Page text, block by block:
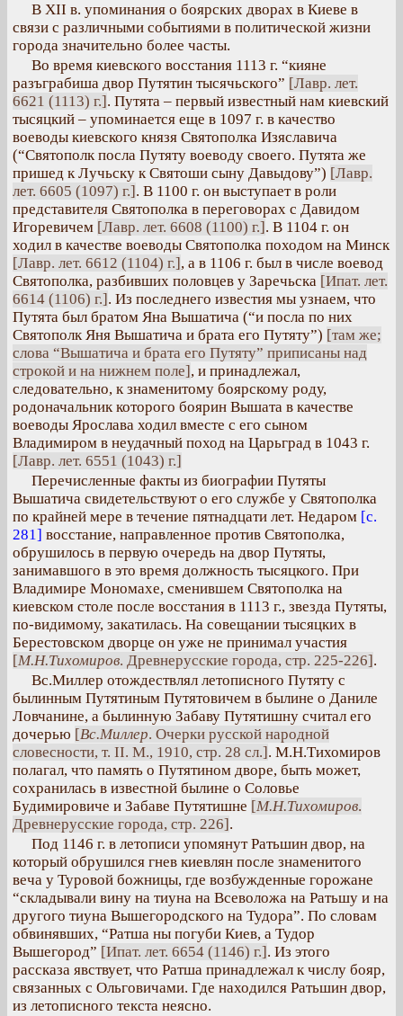
В XII в. упоминания о боярских дворах в Киеве в
связи с различными событиями в политической жизни
города значительно более часты.
Во время киевского восстания 1113 г. “кияне
разъграбиша двор Путятин тысячьского” [Лавр. лет.
6621 (1113) г.]. Путята – первый известный нам киевский
тысяцкий – упоминается еще в 1097 г. в качество
воеводы киевского князя Святополка Изяславича
(“Святополк посла Путяту воеводу своего. Путята же
пришед к Лучьску к Святоши сыну Давыдову”) [Лавр.
лет. 6605 (1097) г.]. В 1100 г. он выступает в роли
представителя Святополка в переговорах с Давидом
Игоревичем [Лавр. лет. 6608 (1100) г.]. В 1104 г. он
ходил в качестве воеводы Святополка походом на Минск
[Лавр. лет. 6612 (1104) г.], а в 1106 г. был в числе воевод
Святополка, разбивших половцев у Заречьска [Ипат. лет.
6614 (1106) г.]. Из последнего известия мы узнаем, что
Путята был братом Яна Вышатича (“и посла по них
Святополк Яня Вышатича и брата его Путяту”) [там же;
слова “Вышатича и брата его Путяту” приписаны над
строкой и на нижнем поле], и принадлежал,
следовательно, к знаменитому боярскому роду,
родоначальник которого боярин Вышата в качестве
воеводы Ярослава ходил вместе с его сыном
Владимиром в неудачный поход на Царьград в 1043 г.
[Лавр. лет. 6551 (1043) г.]
Перечисленные факты из биографии Путяты
Вышатича свидетельствуют о его службе у Святополка
по крайней мере в течение пятнадцати лет. Недаром [с.
281] восстание, направленное против Святополка,
обрушилось в первую очередь на двор Путяты,
занимавшого в это время должность тысяцкого. При
Владимире Мономахе, сменившем Святополка на
киевском столе после восстания в 1113 г., звезда Путяты,
по-видимому, закатилась. На совещании тысяцких в
Берестовском дворце он уже не принимал участия
[М.Н.Тихомиров. Древнерусские города, стр. 225-226].
Вс.Миллер отождествлял летописного Путяту с
былинным Путятиным Путятовичем в былине о Даниле
Ловчанине, а былинную Забаву Путятишну считал его
дочерью [Вс.Миллер. Очерки русской народной
словесности, т. II. М., 1910, стр. 28 сл.]. М.Н.Тихомиров
полагал, что память о Путятином дворе, быть может,
сохранилась в известной былине о Соловье
Будимировиче и Забаве Путятишне [М.Н.Тихомиров.
Древнерусские города, стр. 226].
Под 1146 г. в летописи упомянут Ратьшин двор, на
который обрушился гнев киевлян после знаменитого
веча у Туровой божницы, где возбужденные горожане
“складывали вину на тиуна на Всеволожа на Ратьшу и на
другого тиуна Вышегородского на Тудора”. По словам
обвинявших, “Ратша ны погуби Киев, а Тудор
Вышегород” [Ипат. лет. 6654 (1146) г.]. Из этого
рассказа явствует, что Ратша принадлежал к числу бояр,
связанных с Ольговичами. Где находился Ратьшин двор,
из летописного текста неясно.